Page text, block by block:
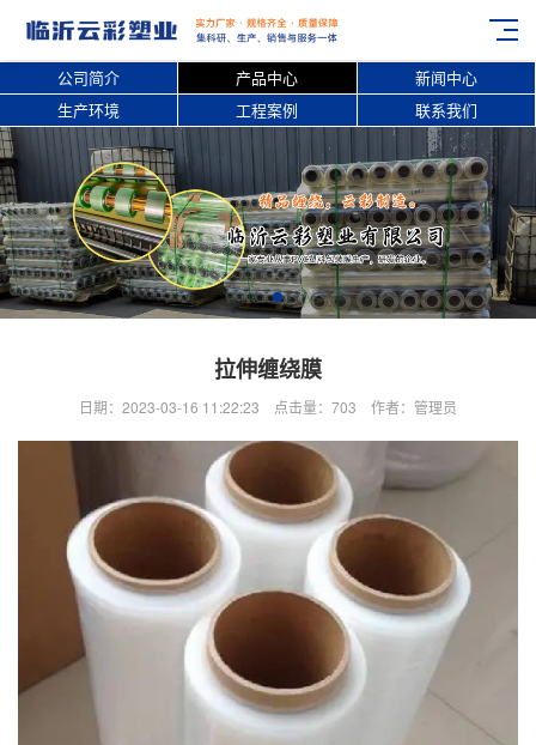
公司简介 产品中心
新闻中心
生产环境
工程案例 联系我们
拉伸缠绕膜
日期：2023-03-16 11:22:23 点击量：703 作者：管理员